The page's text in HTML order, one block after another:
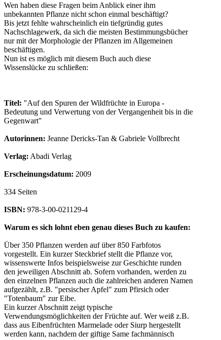
Wen haben diese Fragen beim Anblick einer ihm
unbekannten Pflanze nicht schon einmal beschäftigt?
Bis jetzt fehlte wahrscheinlich ein tiefgründig gutes
Nachschlagewerk, da sich die meisten Bestimmungsbücher
nur mit der Morphologie der Pflanzen im Allgemeinen
beschäftigen.
Nun ist es möglich mit diesem Buch auch diese
Wissenslücke zu schließen:
Titel: "Auf den Spuren der Wildfrüchte in Europa -
Bedeutung und Verwertung von der Vergangenheit bis in die
Gegenwart"
Autorinnen: Jeanne Dericks-Tan & Gabriele Vollbrecht
Verlag: Abadi Verlag
Erscheinungsdatum: 2009
334 Seiten
ISBN: 978-3-00-021129-4
Warum es sich lohnt eben genau dieses Buch zu kaufen:
Über 350 Pflanzen werden auf über 850 Farbfotos
vorgestellt. Ein kurzer Steckbrief stellt die Pflanze vor,
wissenswerte Infos beispielsweise zur Geschichte runden
den jeweiligen Abschnitt ab. Sofern vorhanden, werden zu
den einzelnen Pflanzen auch die zahlreichen anderen Namen
aufgezählt, z.B. "persischer Apfel" zum Pfirsich oder
"Totenbaum" zur Eibe.
Ein kurzer Abschnitt zeigt typische
Verwendungsmöglichkeiten der Früchte auf. Wer weiß z.B.
dass aus Eibenfrüchten Marmelade oder Siurp hergestellt
werden kann, nachdem der giftige Same fachmännisch